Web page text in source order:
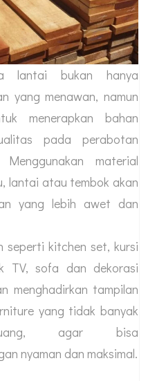
lantai bukan hanya
yang menawan, namun
menerapkan bahan
pada perabotan
material
lantai atau tembok akan
yang lebih awet dan
seperti kitchen set, kursi
TV, sofa dan dekorasi
menghadirkan tampilan
yang tidak banyak
ruang, agar bisa
nyaman dan maksimal.